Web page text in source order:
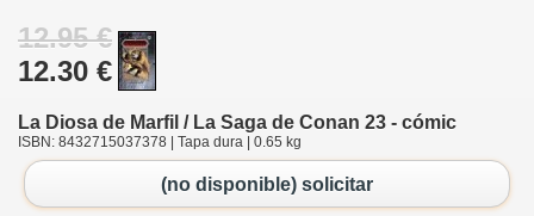
12.95 €
12.30 €
La Diosa de Marfil / La Saga de Conan 23 - cómic
ISBN: 8432715037378 | Tapa dura | 0.65 kg
(no disponible) solicitar